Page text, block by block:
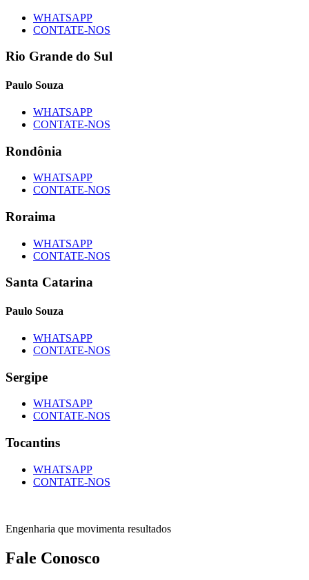
WHATSAPP
CONTATE-NOS
Rio Grande do Sul
Paulo Souza
WHATSAPP
CONTATE-NOS
Rondônia
WHATSAPP
CONTATE-NOS
Roraima
WHATSAPP
CONTATE-NOS
Santa Catarina
Paulo Souza
WHATSAPP
CONTATE-NOS
Sergipe
WHATSAPP
CONTATE-NOS
Tocantins
WHATSAPP
CONTATE-NOS
Engenharia que movimenta resultados
Fale Conosco